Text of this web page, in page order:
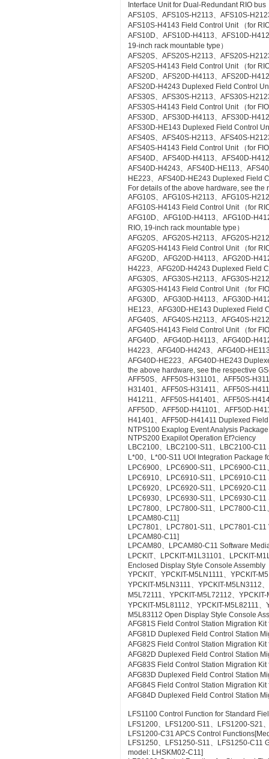
Interface Unit for Dual-Redundant RIO
AFS10S、AFS10S-H2113、AFS10S-
AFS10S-H4143 Field Control Unit （for
AFS10D、AFS10D-H4113、AFS10D-
19-inch rack mountable type）
AFS20S、AFS20S-H2113、AFS20S-
AFS20S-H4143 Field Control Unit （for
AFS20D、AFS20D-H4113、AFS20D-
AFS20D-H4243 Duplexed Field Control
AFS30S、AFS30S-H2113、AFS30S-
AFS30S-H4143 Field Control Unit （for
AFS30D、AFS30D-H4113、AFS30D-
AFS30D-HE143 Duplexed Field Control
AFS40S、AFS40S-H2113、AFS40S-
AFS40S-H4143 Field Control Unit （for
AFS40D、AFS40D-H4113、AFS40D-
AFS40D-H4243、AFS40D-HE113、
HE223、AFS40D-HE243 Duplexed Field
For details of the above hardware, see the
AFG10S、AFG10S-H2113、AFG10S-
AFG10S-H4143 Field Control Unit （for
AFG10D、AFG10D-H4113、AFG10D-
RIO, 19-inch rack mountable type）
AFG20S、AFG20S-H2113、AFG20S-
AFG20S-H4143 Field Control Unit （for
AFG20D、AFG20D-H4113、AFG20D-
H4223、AFG20D-H4243 Duplexed Field
AFG30S、AFG30S-H2113、AFG30S-
AFG30S-H4143 Field Control Unit （for
AFG30D、AFG30D-H4113、AFG30D-
HE123、AFG30D-HE143 Duplexed Field
AFG40S、AFG40S-H2113、AFG40S-
AFG40S-H4143 Field Control Unit （for
AFG40D、AFG40D-H4113、AFG40D-
H4223、AFG40D-H4243、AFG40D-
AFG40D-HE223、AFG40D-HE243
the above hardware, see the respective
AFF50S、AFF50S-H31101、AFF50S-
H31401、AFF50S-H31411、AFF50S-
H41211、AFF50S-H41401、AFF50S-
AFF50D、AFF50D-H41101、AFF50D-
H41401、AFF50D-H41411 Duplexed
NTPS100 Exaplog Event Analysis Package
NTPS200 Exapilot Operation Ef?ciency
LBC2100、LBC2100-S11、LBC2100-
L*00、L*00-S11 UOI Integration Package
LPC6900、LPC6900-S11、LPC6900-
LPC6910、LPC6910-S11、LPC6910-
LPC6920、LPC6920-S11、LPC6920-
LPC6930、LPC6930-S11、LPC6930-
LPC7800、LPC7800-S11、LPC7800-
LPCAM80-C11]
LPC7801、LPC7801-S11、LPC7801-
LPCAM80-C11]
LPCAM80、LPCAM80-C11 Software
LPCKIT、LPCKIT-M1L31101、LPCKIT-
Enclosed Display Style Console Assembly
YPCKIT、YPCKIT-M5LN1111、YPCKIT-
YPCKIT-M5LN3111、YPCKIT-M5LN3112
M5L72111、YPCKIT-M5L72112、
YPCKIT-M5L81112、YPCKIT-M5L82111
M5L83112 Open Display Style Console
AFG81S Field Control Station Migration Kit
AFG81D Duplexed Field Control Station
AFG82S Field Control Station Migration Kit
AFG82D Duplexed Field Control Station
AFG83S Field Control Station Migration Kit
AFG83D Duplexed Field Control Station
AFG84S Field Control Station Migration Kit
AFG84D Duplexed Field Control Station
LFS1100 Control Function for Standard
LFS1200、LFS1200-S11、LFS1200-S21
LFS1200-C31 APCS Control
LFS1250、LFS1250-S11、LFS1250-C11
model: LHSKM02-C11]